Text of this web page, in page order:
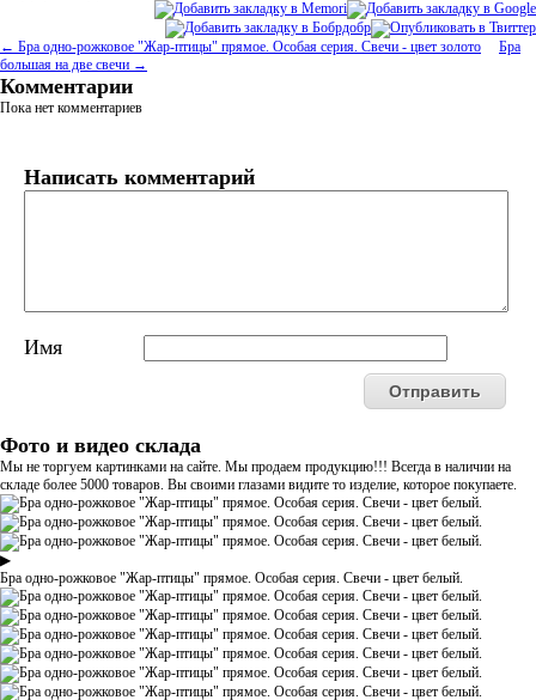
← Бра одно-рожковое "Жар-птицы" прямое. Особая серия. Свечи - цвет золото
Бра
большая на две свечи →
Комментарии
Пока нет комментариев
Написать комментарий
Имя
Фото и видео склада
Мы не торгуем картинками на сайте. Мы продаем продукцию!!! Всегда в наличии на
складе более 5000 товаров. Вы своими глазами видите то изделие, которое покупаете.
▶
Бра одно-рожковое "Жар-птицы" прямое. Особая серия. Свечи - цвет белый.